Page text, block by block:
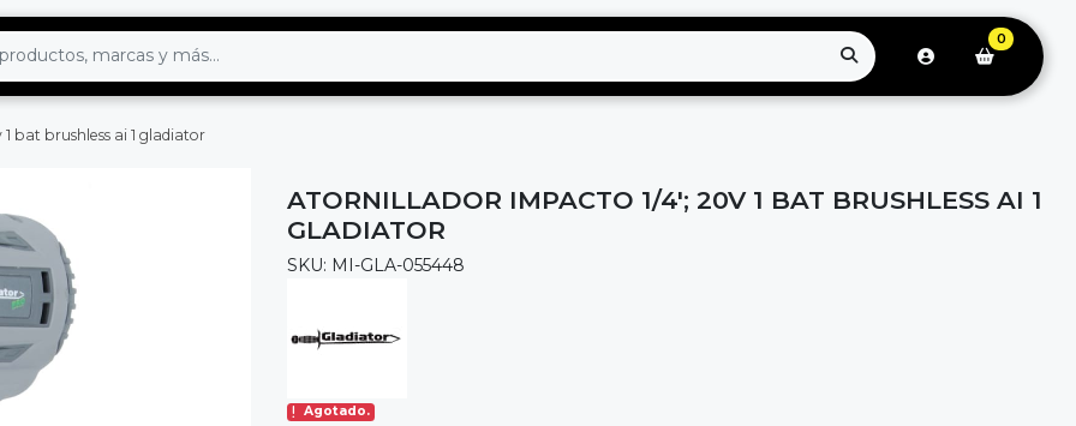
0
bat brushless ai 1 gladiator
ATORNILLADOR IMPACTO 1/4'; 20V 1 BAT BRUSHLESS AI 1
GLADIATOR
SKU: MI-GLA-055448
Agotado.